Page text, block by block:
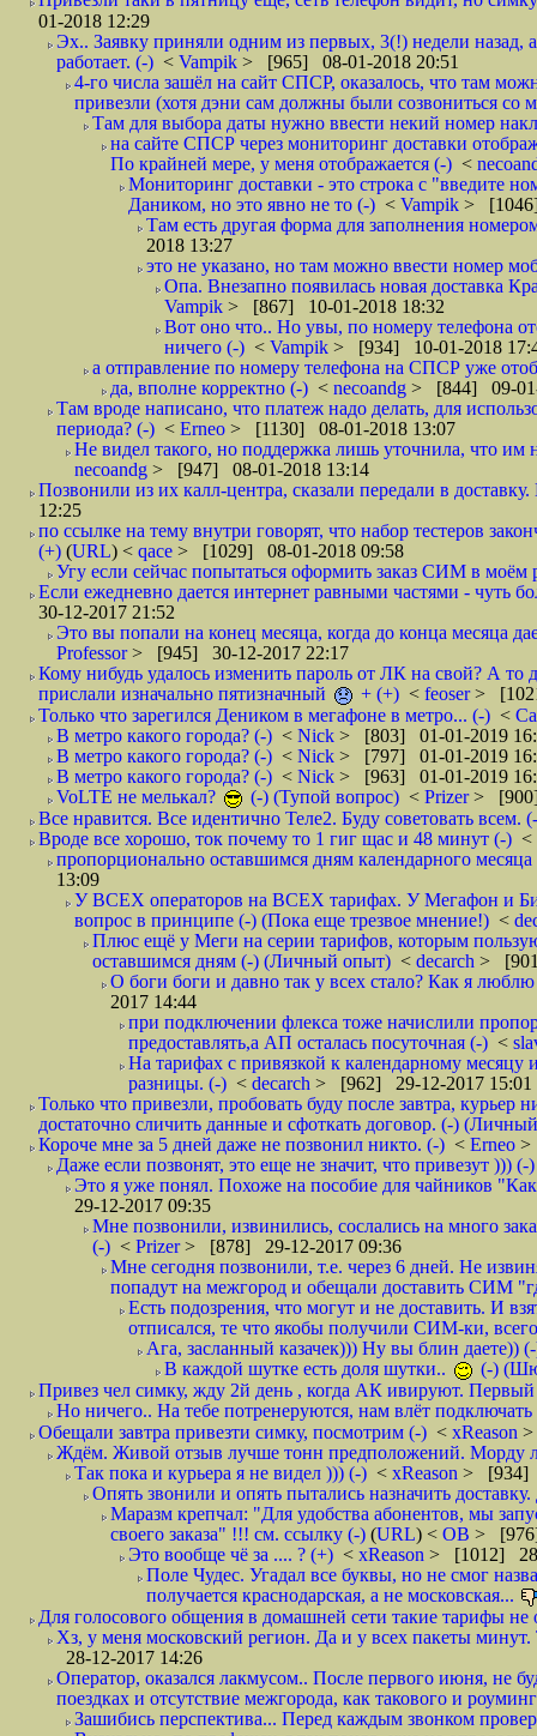
01-2018 12:29
Эх.. Заявку приняли одним из первых, 3(!) недели назад,
работает. (-) < Vampik > [965] 08-01-2018 20:51
4-го числа зашёл на сайт СПСР, оказалось, что там
привезли (хотя дэни сам должны были созвониться со
Там для выбора даты нужно ввести некий номер
на сайте СПСР через мониторинг доставки
По крайней мере, у меня отображается (-) <
Мониторинг доставки - это строка с "введите
Даником, но это явно не то (-) < Vampik >
Там есть другая форма для заполнения
2018 13:27
это не указано, но там можно ввести номер
Опа. Внезапно появилась новая доставка
Vampik > [867] 10-01-2018 18:32
Вот оно что.. Но увы, по номеру телефона
ничего (-) < Vampik > [934] 10-01-2018
а отправление по номеру телефона на СПСР уже
да, вполне корректно (-) < necoandg > [844] 09-01-
Там вроде написано, что платеж надо делать, для
периода? (-) < Erneo > [1130] 08-01-2018 13:07
Не видел такого, но поддержка лишь уточнила, что
necoandg > [947] 08-01-2018 13:14
Позвонили из их калл-центра, сказали передали в
12:25
по ссылке на тему внутри говорят, что набор тестеров
(+) (URL) < qace > [1029] 08-01-2018 09:58
Угу если сейчас попытаться оформить заказ СИМ в моём
Если ежедневно дается интернет равными частями - чуть
30-12-2017 21:52
Это вы попали на конец месяца, когда до конца месяца
Professor> [945] 30-12-2017 22:17
Кому нибудь удалось изменить пароль от ЛК на свой? А то
прислали изначально пятизначный
+ (+) < feoser>
Только что зарегился Деником в мегафоне в метро... (-) <
В метро какого города? (-) < Nick > [803] 01-01-2019
В метро какого города? (-) < Nick > [797] 01-01-2019
В метро какого города? (-) < Nick > [963] 01-01-2019
VoLTE не мелькал?
(-) (Тупой вопрос) < Prizer>
Все нравится. Все идентично Теле2. Буду советовать всем.
Вроде все хорошо, ток почему то 1 гиг щас и 48 минут (-) <
пропорционально оставшимся дням календарного
13:09
У ВСЕХ операторов на ВСЕХ тарифах. У Мегафон и Би
вопрос в принципе (-) (Пока еще трезвое мнение!) <
Плюс ещё у Меги на серии тарифов, которым
оставшимся дням (-) (Личный опыт) < decarch >
О боги боги и давно так у всех стало? Как я
2017 14:44
при подключении флекса тоже начислили
предоставлять,а АП осталась посуточная (-) <
На тарифах с привязкой к календарному
разницы. (-) < decarch > [962] 29-12-2017 15:01
Только что привезли, пробовать буду после завтра,
достаточно сличить данные и сфоткать договор. (-)
Короче мне за 5 дней даже не позвонил никто. (-) < Erneo >
Даже если позвонят, это еще не значит, что привезут ))) (-)
Это я уже понял. Похоже на пособие для чайников
29-12-2017 09:35
Мне позвонили, извинились, сослались на много
(-) < Prizer> [878] 29-12-2017 09:36
Мне сегодня позвонили, т.е. через 6 дней. Не
попадут на межгород и обещали доставить СИМ
Есть подозрения, что могут и не доставить. И
отписался, те что якобы получили СИМ-ки,
Ага, засланный казачек))) Ну вы блин даете))
В каждой шутке есть доля шутки..
(-)
Привез чел симку, жду 2й день , когда АК ивируют. Первый
Но ничего.. На тебе потренеруются, нам влёт подключать
Обещали завтра привезти симку, посмотрим (-) < xReason
Ждём. Живой отзыв лучше тонн предположений. Морду
Так пока и курьера я не видел ))) (-) < xReason > [934]
Опять звонили и опять пытались назначить
Маразм крепчал: "Для удобства абонентов, мы
своего заказа" !!! см. ссылку (-) (URL) < ОВ >
Это вообще чё за .... ? (+) < xReason > [1012]
Поле Чудес. Угадал все буквы, но не смог
получается краснодарская, а не московская...
Для голосового общения в домашней сети такие тарифы не
Хз, у меня московский регион. Да и у всех пакеты
28-12-2017 14:26
Оператор, оказался лакмусом.. После первого июня, не
поездках и отсутствие межгорода, как такового и
Зашибись перспектива... Перед каждым звонком